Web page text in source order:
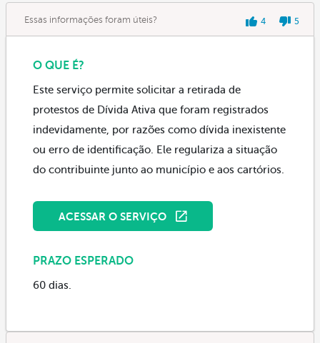
Essas informações foram úteis? 4 5
O QUE É?
Este serviço permite solicitar a retirada de
protestos de Dívida Ativa que foram registrados
indevidamente, por razões como dívida inexistente
ou erro de identificação. Ele regulariza a situação
do contribuinte junto ao município e aos cartórios.
ACESSAR O SERVIÇO
PRAZO ESPERADO
60 dias.